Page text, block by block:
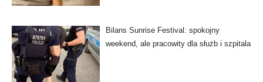
Bilans Sunrise Festival: spokojny
weekend, ale pracowity dla służb i szpitala